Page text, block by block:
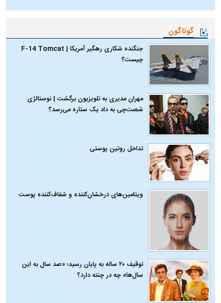
گوناگون
جنگنده شکاری رهگیر آمریکا | F-14 Tomcat
چیست؟
مهران مدیری به تلویزیون برگشت | نوستالژی
شصت‌چی به داد یک ستاره می‌رسد؟
تداخل روتین پوستی
ویتامین‌های درخشان‌کننده و شفاف‌کننده پوست
توقیف ۲۰ ساله به پایان رسید؛ «صد سال به این
سال‌ها» چه در چنته دارد؟